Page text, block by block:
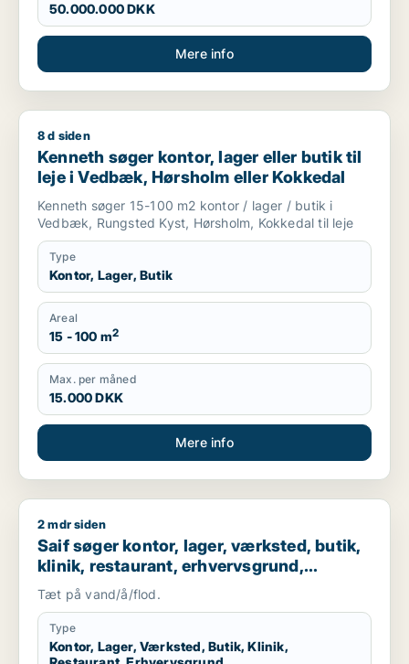
50.000.000 DKK
Mere info
Kenneth søger kontor, lager eller butik til leje i Vedbæk,
8 d siden
Kenneth søger kontor, lager eller butik til
leje i Vedbæk, Hørsholm eller Kokkedal
Kenneth søger 15-100 m2 kontor / lager / butik i
Vedbæk, Rungsted Kyst, Hørsholm, Kokkedal til leje
Type
Kontor, Lager, Butik
Areal
15 - 100 m2
Max. per måned
15.000 DKK
Mere info
Saif søger kontor, lager, værksted, butik, klinik, restaurant,
2 mdr siden
Saif søger kontor, lager, værksted, butik,
klinik, restaurant, erhvervsgrund,
boligudlejningsejendom, hotel,
produktionslokaler eller garage til salg i
Storkøbenhavn
Tæt på vand/å/flod.
Type
Kontor, Lager, Værksted, Butik, Klinik,